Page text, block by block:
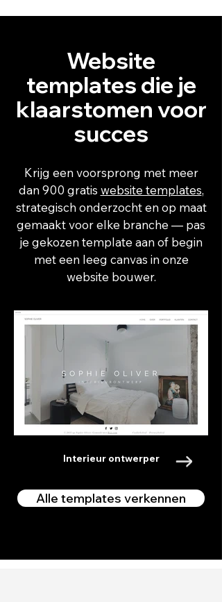
Website
templates die je
klaarstomen voor
succes
Krijg een voorsprong met meer
dan 900 gratis website templates,
strategisch onderzocht en op maat
gemaakt voor elke branche — pas
je gekozen template aan of begin
met een leeg canvas in onze
website bouwer.
Interieur ontwerper
Alle templates verkennen